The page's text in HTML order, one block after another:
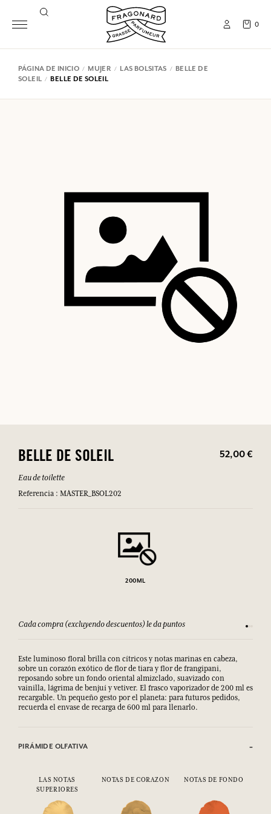
0
PÁGINA DE INICIO MUJER LAS BOLSITAS
BELLE DE
SOLEIL
BELLE DE SOLEIL
BELLE DE SOLEIL 52,00 €
Eau de toilette
Referencia : MASTER_BSOL202
200ML
Cada compra (excluyendo descuentos) le da puntos
Este luminoso floral brilla con cítricos y notas marinas en cabeza,
sobre un corazón exótico de flor de tiara y flor de frangipani,
reposando sobre un fondo oriental almizclado, suavizado con
vainilla, lágrima de benjuí y vetiver. El frasco vaporizador de 200 ml es
recargable. Un pequeño gesto por el planeta: para futuros pedidos,
recuerda el envase de recarga de 600 ml para llenarlo.
PIRÁMIDE OLFATIVA
LAS NOTAS
SUPERIORES
NOTAS DE CORAZON NOTAS DE FONDO